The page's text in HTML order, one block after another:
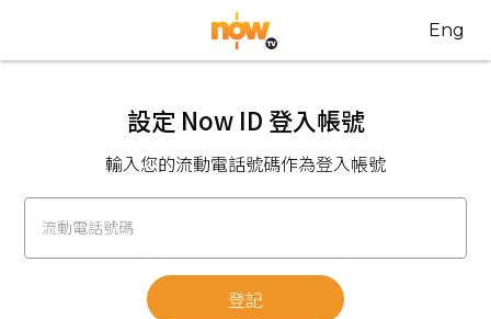
Eng
設定 Now ID 登入帳號
輸入您的流動電話號碼作為登入帳號
流動電話號碼
登記